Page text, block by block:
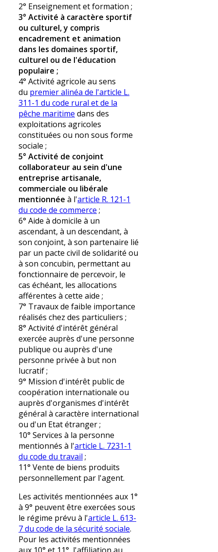
2° Enseignement et formation ;
3° Activité à caractère sportif
ou culturel, y compris
encadrement et animation
dans les domaines sportif,
culturel ou de l'éducation
populaire ;
4° Activité agricole au sens
du premier alinéa de l'article L.
311-1 du code rural et de la
pêche maritime dans des
exploitations agricoles
constituées ou non sous forme
sociale ;
5° Activité de conjoint
collaborateur au sein d'une
entreprise artisanale,
commerciale ou libérale
mentionnée à l'article R. 121-1
du code de commerce ;
6° Aide à domicile à un
ascendant, à un descendant, à
son conjoint, à son partenaire lié
par un pacte civil de solidarité ou
à son concubin, permettant au
fonctionnaire de percevoir, le
cas échéant, les allocations
afférentes à cette aide ;
7° Travaux de faible importance
réalisés chez des particuliers ;
8° Activité d'intérêt général
exercée auprès d'une personne
publique ou auprès d'une
personne privée à but non
lucratif ;
9° Mission d'intérêt public de
coopération internationale ou
auprès d'organismes d'intérêt
général à caractère international
ou d'un Etat étranger ;
10° Services à la personne
mentionnés à l'article L. 7231-1
du code du travail ;
11° Vente de biens produits
personnellement par l'agent.
Les activités mentionnées aux 1°
à 9° peuvent être exercées sous
le régime prévu à l'article L. 613-
7 du code de la sécurité sociale.
Pour les activités mentionnées
aux 10° et 11°, l'affiliation au